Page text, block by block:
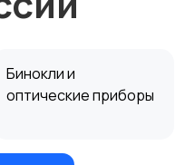
Бинокли и
оптические приборы